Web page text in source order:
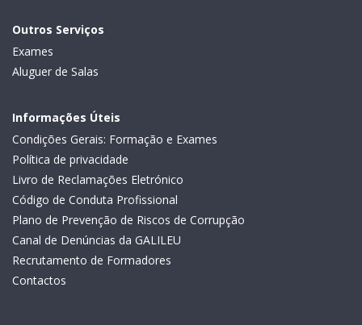
Outros Serviços
Exames
Aluguer de Salas
Informações Úteis
Condições Gerais: Formação e Exames
Política de privacidade
Livro de Reclamações Eletrónico
Código de Conduta Profissional
Plano de Prevenção de Riscos de Corrupção
Canal de Denúncias da GALILEU
Recrutamento de Formadores
Contactos